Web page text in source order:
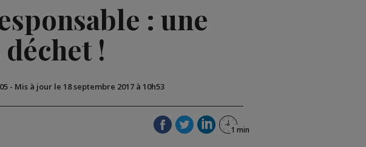
: une
!
- Mis à jour le 18 septembre 2017 à 10h53